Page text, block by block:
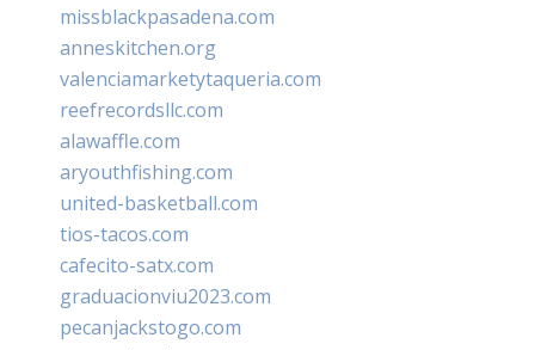
missblackpasadena.com
anneskitchen.org
valenciamarketytaqueria.com
reefrecordsllc.com
alawaffle.com
aryouthfishing.com
united-basketball.com
tios-tacos.com
cafecito-satx.com
graduacionviu2023.com
pecanjackstogo.com